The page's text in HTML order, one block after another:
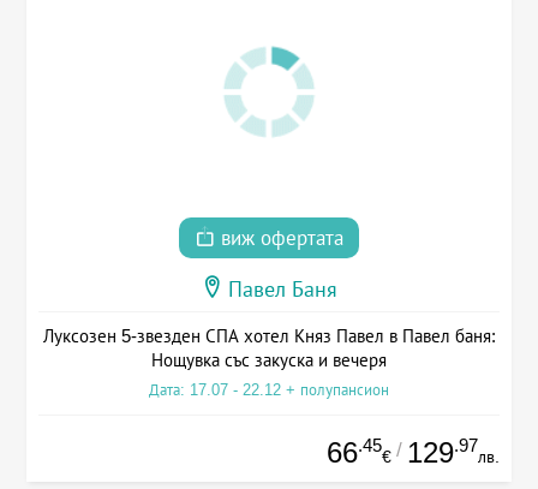
виж офертата
Павел Баня
Луксозен 5-звезден СПА хотел Княз Павел в Павел баня:
Нощувка със закуска и вечеря
Дата: 17.07 - 22.12 + полупансион
66.45
€ / 129.97
лв.